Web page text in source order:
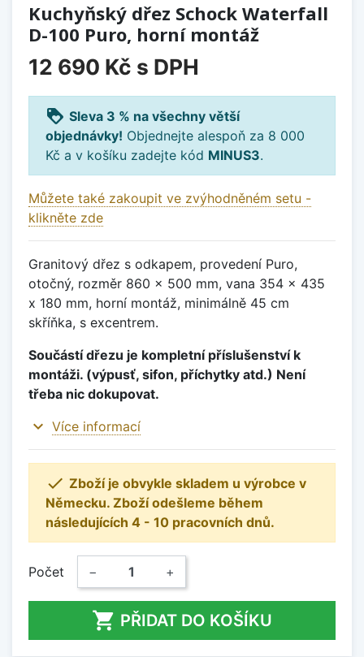
Kuchyňský dřez Schock Waterfall
D-100 Puro, horní montáž
12 690 Kč s DPH
loyalty Sleva 3 % na všechny větší
objednávky! Objednejte alespoň za 8 000
Kč a v košíku zadejte kód MINUS3.
Můžete také zakoupit ve zvýhodněném setu -
klikněte zde
Granitový dřez s odkapem, provedení Puro,
otočný, rozměr 860 x 500 mm, vana 354 x 435
x 180 mm, horní montáž, minimálně 45 cm
skříňka, s excentrem.
Součástí dřezu je kompletní příslušenství k
montáži. (výpusť, sifon, příchytky atd.) Není
třeba nic dokupovat.
expand_more Více informací
 Zboží je obvykle skladem u výrobce v
Německu. Zboží odešleme během
následujících 4 - 10 pracovních dnů.
Počet − +
 PŘIDAT DO KOŠÍKU